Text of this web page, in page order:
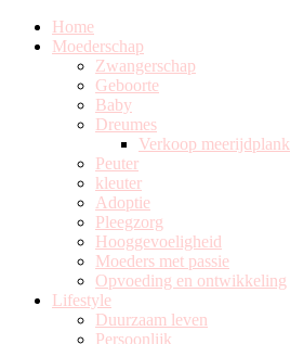
Home
Moederschap
Zwangerschap
Geboorte
Baby
Dreumes
Verkoop meerijdplank
Peuter
kleuter
Adoptie
Pleegzorg
Hooggevoeligheid
Moeders met passie
Opvoeding en ontwikkeling
Lifestyle
Duurzaam leven
Persoonlijk